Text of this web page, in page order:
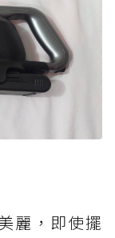
麗，即使擺